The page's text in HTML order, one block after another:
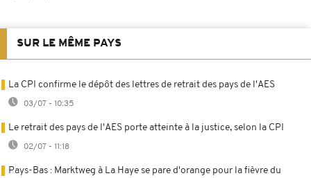
SUR LE MÊME PAYS
La CPI confirme le dépôt des lettres de retrait des pays de l'AES
03/07 - 10:35
Le retrait des pays de l'AES porte atteinte à la justice, selon la CPI
02/07 - 11:18
Pays-Bas : Marktweg à La Haye se pare d'orange pour la fièvre du